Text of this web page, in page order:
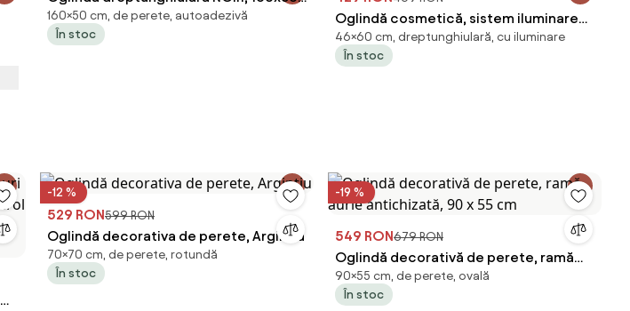
cm, auriu SongmicsHome
160×50 cm, de perete, autoadezivă
În stoc
Oglindă cosmetică, sistem iluminare
LED cu 3 culori, 15 bulbi, Senzor Tactil,
Luminozitate Reglabilă, Alb
46×60 cm, dreptunghiulară, cu iluminare
În stoc
-12 %
529 RON599 RON
Oglindă decorativa de perete, Argintiu
70×70 cm, de perete, rotundă
În stoc
-19 %
549 RON679 RON
Oglindă decorativă de perete, ramă
aurie antichizată, 90 x 55 cm
90×55 cm, de perete, ovală
În stoc